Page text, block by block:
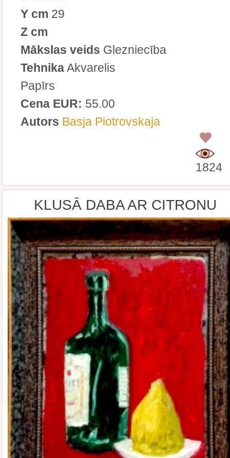
Y cm 29
Z cm
Mākslas veids Glezniecība
TehnikaAkvarelis
Papīrs
Cena EUR: 55.00
Autors Basja Piotrovskaja
1824
KLUSĀ DABA AR CITRONU